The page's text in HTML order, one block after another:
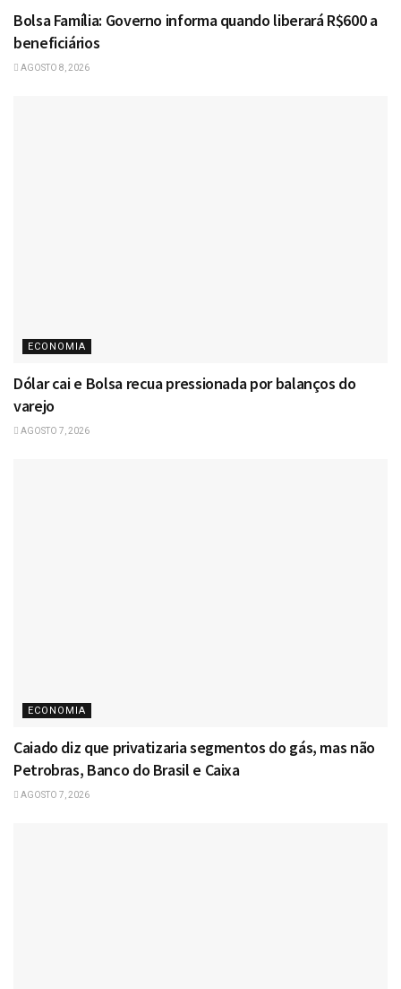
Bolsa Família: Governo informa quando liberará R$600 a
beneficiários
AGOSTO 8, 2026
ECONOMIA
Dólar cai e Bolsa recua pressionada por balanços do
varejo
AGOSTO 7, 2026
ECONOMIA
Caiado diz que privatizaria segmentos do gás, mas não
Petrobras, Banco do Brasil e Caixa
AGOSTO 7, 2026